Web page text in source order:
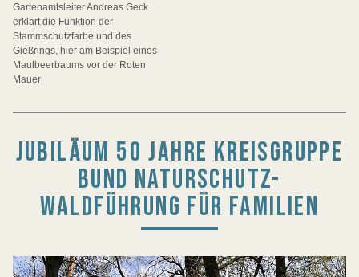
Gartenamtsleiter Andreas Geck
erklärt die Funktion der
Stammschutzfarbe und des
Gießrings, hier am Beispiel eines
Maulbeerbaums vor der Roten
Mauer
JUBILÄUM 50 JAHRE KREISGRUPPE
BUND NATURSCHUTZ-
WALDFÜHRUNG FÜR FAMILIEN